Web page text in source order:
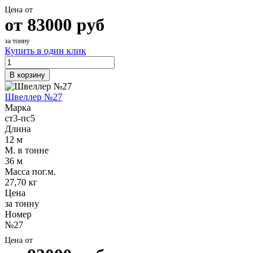
Цена от
от 83000 руб
за тонну
Купить в один клик
В корзину
Швеллер №27
Марка
ст3-пс5
Длина
12 м
М. в тонне
36 м
Масса пог.м.
27,70 кг
Цена
за тонну
Номер
№27
Цена от